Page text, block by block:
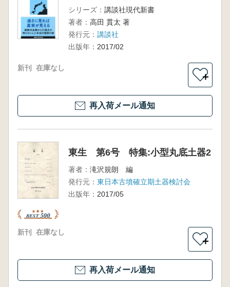
シリーズ： 講談社現代新書
著者： 高田 貫太 著
発行元： 講談社
出版年： 2017/02
新刊 在庫なし
＋
再入荷メール通知
東生 第6号 特集:小型丸底土器2
著者： 滝沢規朗 編
発行元： 東日本古墳確立期土器検討会
出版年： 2017/05
新刊 在庫なし
＋
再入荷メール通知